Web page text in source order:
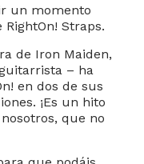
un momento
Straps.
de Iron Maiden,
– ha
en dos de sus
¡Es un hito
que no